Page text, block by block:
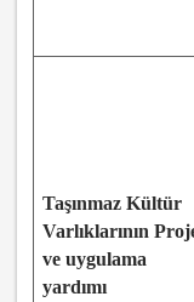
Taşınmaz Kültür
Varlıklarının
ve uygulama
yardımı